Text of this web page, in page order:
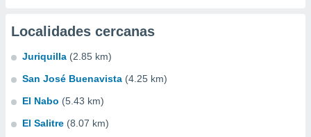
Localidades cercanas
Juriquilla (2.85 km)
San José Buenavista (4.25 km)
El Nabo (5.43 km)
El Salitre (8.07 km)